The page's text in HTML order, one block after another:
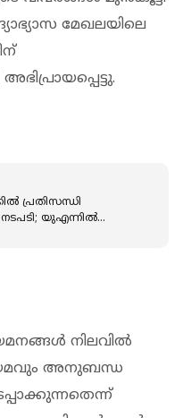
മേഖലയിലെ
പ്രതിസന്ധി
യുഎന്നിൽ
നിലവിൽ
അനുബന്ധ